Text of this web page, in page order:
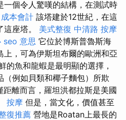
一個令人驚嘆的結構，在測試時
本會計 該塔建於12世紀，在這
座塔。 美式整復 中清路 按摩
seo 意思 它位於博斯普魯斯海
，可為伊斯坦布爾的歐洲和亞
的魚和龍蝦是最明顯的選擇，
例如貝類和椰子麵包）所欺
距離而言，羅坦洪都拉斯是美國
按摩 但是，當文化，價值甚至
復推薦 營地是Roatan上最長的